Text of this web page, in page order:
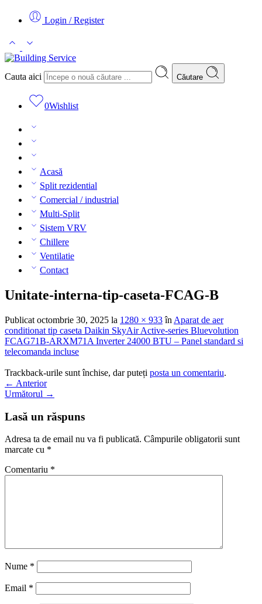
Login / Register
Cauta aici Căutare
0Wishlist
Acasă
Split rezidential
Comercial / industrial
Multi-Split
Sistem VRV
Chillere
Ventilatie
Contact
Unitate-interna-tip-caseta-FCAG-B
Publicat octombrie 30, 2025 la 1280 × 933în Aparat de aer
conditionat tip caseta Daikin SkyAir Active-series Bluevolution
FCAG71B-ARXM71A Inverter 24000 BTU – Panel standard si
telecomanda incluse
Trackback-urile sunt închise, dar puteți posta un comentariu.
← Anterior
Următorul →
Lasă un răspuns
Adresa ta de email nu va fi publicată. Câmpurile obligatorii sunt
marcate cu *
Comentariu *
Nume *
Email *